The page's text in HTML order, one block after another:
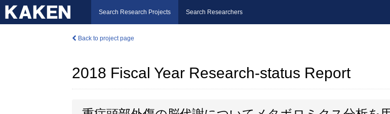
Search Research Projects Search Researchers
Back to project page
2018 Fiscal Year Research-status Report